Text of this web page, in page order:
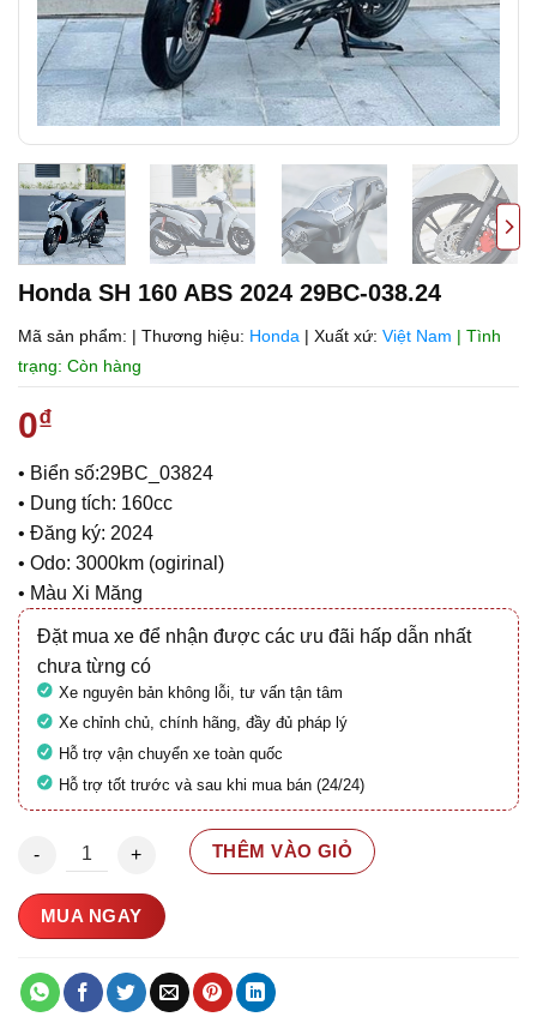
Honda SH 160 ABS 2024 29BC-038.24
Mã sản phẩm: | Thương hiệu: Honda | Xuất xứ: Việt Nam | Tình
trạng: Còn hàng
0₫
• Biển số:29BC_03824
• Dung tích: 160cc
• Đăng ký: 2024
• Odo: 3000km (ogirinal)
• Màu Xi Măng
Đặt mua xe để nhận được các ưu đãi hấp dẫn nhất
chưa từng có
Xe nguyên bản không lỗi, tư vấn tận tâm
Xe chỉnh chủ, chính hãng, đầy đủ pháp lý
Hỗ trợ vận chuyển xe toàn quốc
Hỗ trợ tốt trước và sau khi mua bán (24/24)
Honda SH 160 ABS 2024 29BC-038.24 số lượng
THÊM VÀO GIỎ
MUA NGAY